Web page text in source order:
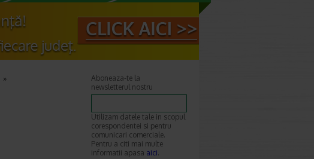
Aboneaza-te la
newsletterul nostru
Utilizam datele tale in scopul
corespondentei si pentru
comunicari comerciale.
Pentru a citi mai multe
informatii apasa aici.